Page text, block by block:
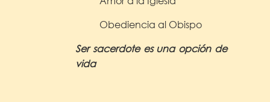
Obediencia al Obispo
Ser sacerdote es una opción de
vida